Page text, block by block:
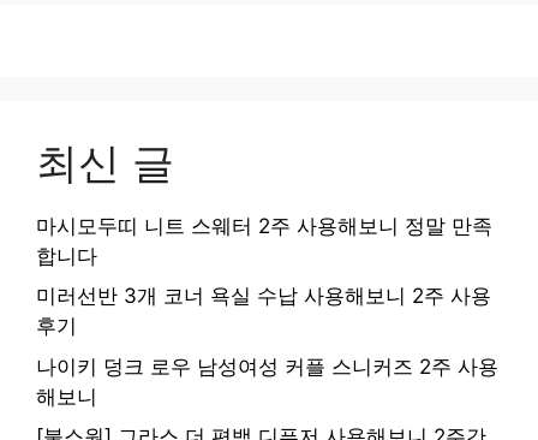
최신 글
마시모두띠 니트 스웨터 2주 사용해보니 정말 만족
합니다
미러선반 3개 코너 욕실 수납 사용해보니 2주 사용
후기
나이키 덩크 로우 남성여성 커플 스니커즈 2주 사용
해보니